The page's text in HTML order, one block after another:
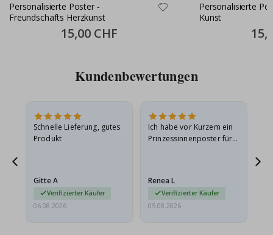
Personalisierte Poster -
Freundschafts Herzkunst
Special
Price
15,00 CHF
Personalisierte
Kunst
Price
Kundenbewertungen
Schnelle Lieferung, gutes
Produkt
Gitte A
Verifizierter Käufer
06.08.2026
Ich habe vor Kurzem ein
Prinzessinnenposter für
beschädigt…
Renea L
Verifizierter Käufer
05.08.2026